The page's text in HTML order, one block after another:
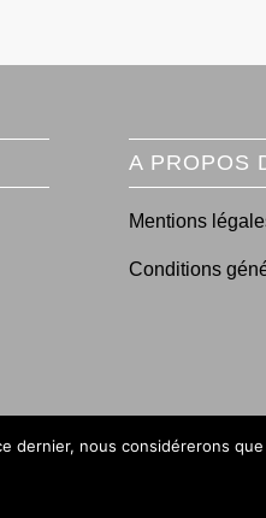
A PROPOS
Mentions
Conditions
dernier, nous considérerons